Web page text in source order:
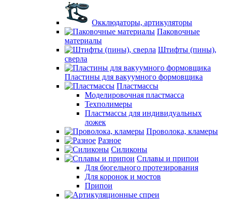
Окклюдаторы, артикуляторы
Паковочные
материалы
Штифты (пины),
сверла
Пластины для вакуумного формовщика
Пластмассы
Моделировочная пластмасса
Техполимеры
Пластмассы для индивидуальных
ложек
Проволока, кламеры
Разное
Силиконы
Сплавы и припои
Для бюгельного протезирования
Для коронок и мостов
Припои